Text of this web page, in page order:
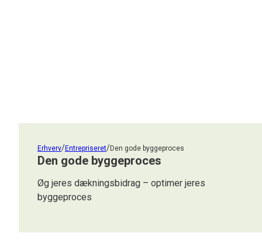
Erhverv/Entrepriseret/Den gode byggeproces
Den gode byggeproces
Øg jeres dækningsbidrag – optimer jeres
byggeproces